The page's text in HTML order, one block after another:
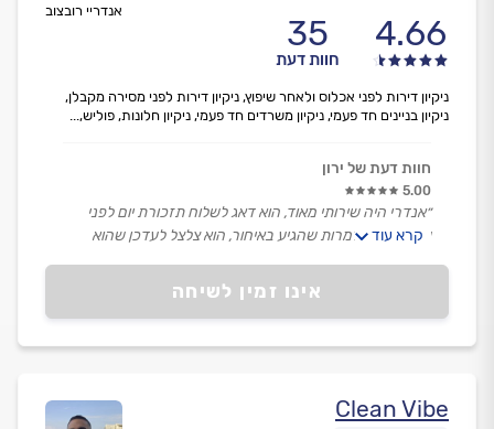
אנדריי רובצוב
4.66
35
חוות דעת
אינו זמין לשיחה
ניקיון דירות לפני אכלוס ולאחר שיפוץ, ניקיון דירות לפני מסירה מקבלן,
ניקיון בניינים חד פעמי, ניקיון משרדים חד פעמי, ניקיון חלונות, פוליש,...
חוות דעת של ירון
5.00
״אנדרי היה שירותי מאוד, הוא דאג לשלוח תזכורת יום לפני
שהוא מגיע ולמרות שהגיע באיחור, הוא צלצל לעדכן שהוא
גם בנק׳ ששכחתי לציין אנדרי והצוות שלו התייחסו וטיפלו.
קרא עוד
Clean Vibe